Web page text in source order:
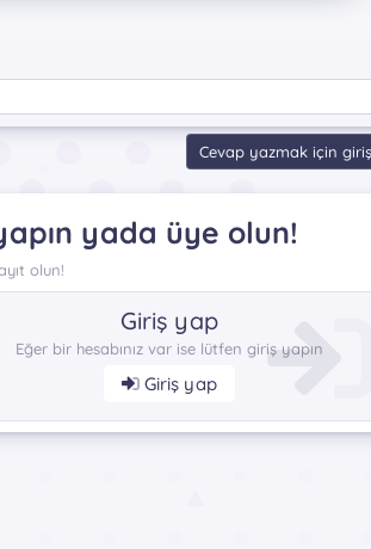
Cevap yazmak için
yada üye olun!
olun!
Giriş yap
Eğer bir hesabınız var ise lütfen giriş yapın
Giriş yap